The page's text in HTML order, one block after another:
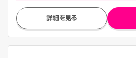
詳細を見る